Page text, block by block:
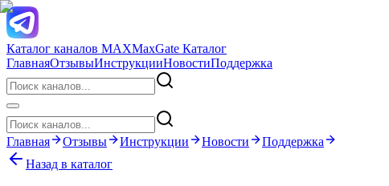
Каталог каналов MAXMaxGate Каталог
ГлавнаяОтзывыИнструкцииНовостиПоддержка
Главная Отзывы Инструкции Новости
Поддержка
Назад в каталог